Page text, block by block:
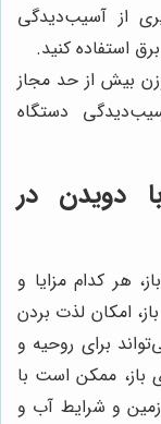
از آسیب‌دیدگی
استفاده کنید.
وزن بیش از حد مجاز
دستگاه
دویدن در
هر کدام مزایا و
امکان لذت بردن
برای روحیه و
باز، ممکن است با
و شرایط آب و